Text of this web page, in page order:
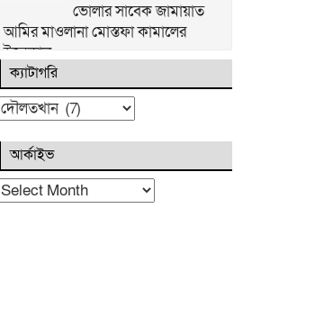
ভোলার সাবেক জামায়াত
আমির মাওলানা মোস্তফা কামালের
ইন্তেকাল
ভোলায় যৌথ অভিযানে নকল
সিগারেট জব্দ, শুল্ক ফাঁকির
বড় চালান আটক
আহত শিশুর বর্ণনায় যুবক
আটক
ক্যাটাগরি
ক্যাটাগরি
আর্কাইভ
আর্কাইভ